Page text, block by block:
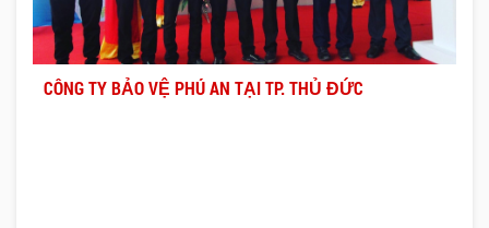
CÔNG TY BẢO VỆ PHÚ AN TẠI TP. THỦ ĐỨC